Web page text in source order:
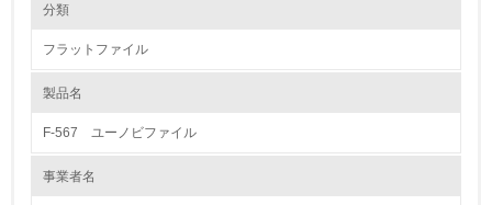
1.環境取り組み体制
分類
フラットファイル
製品名
F-567 ユーノビファイル
事業者名